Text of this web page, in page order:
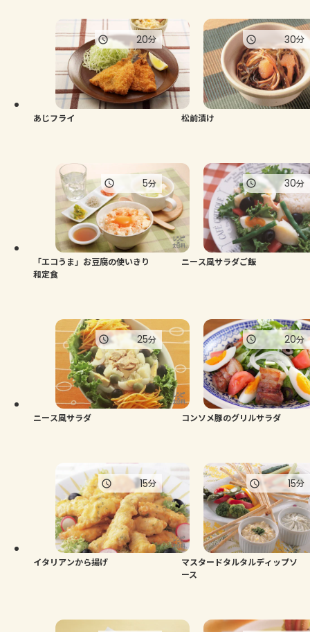
あじフライ
20分
松前漬け
30分
「エコうま」お豆腐の使いきり
和定食
5分
ニース風サラダご飯
30分
ニース風サラダ
25分
コンソメ豚のグリルサラダ
20分
イタリアンから揚げ
15分
マスタードタルタルディップソ
ース
15分